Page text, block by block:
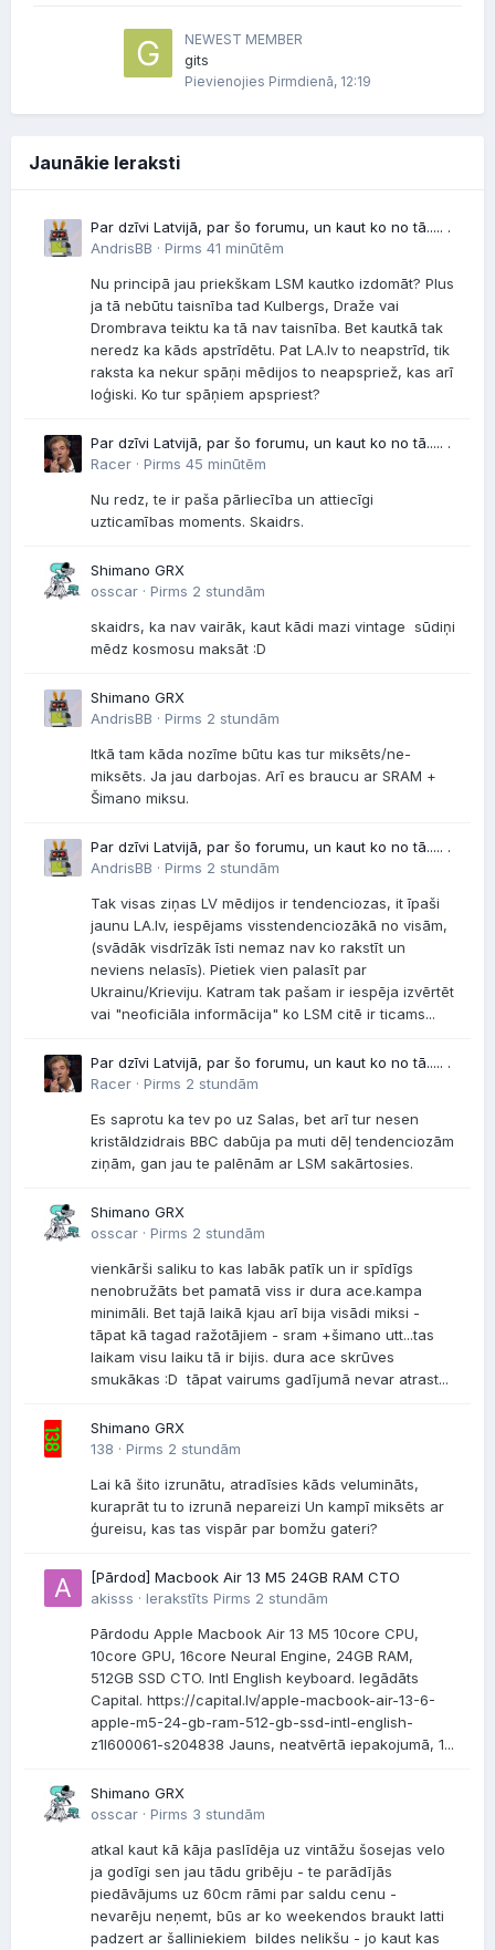
NEWEST MEMBER
gits
Pievienojies Pirmdienā, 12:19
Jaunākie Ieraksti
Par dzīvi Latvijā, par šo forumu, un kaut ko no tā..... .
AndrisBB · Pirms 41 minūtēm
Nu principā jau priekškam LSM kautko izdomāt? Plus
ja tā nebūtu taisnība tad Kulbergs, Draže vai
Drombrava teiktu ka tā nav taisnība. Bet kautkā tak
neredz ka kāds apstrīdētu. Pat LA.lv to neapstrīd, tik
raksta ka nekur spāņi mēdijos to neapspriež, kas arī
loģiski. Ko tur spāņiem apspriest?
Par dzīvi Latvijā, par šo forumu, un kaut ko no tā..... .
Racer · Pirms 45 minūtēm
Nu redz, te ir paša pārliecība un attiecīgi
uzticamības moments. Skaidrs.
Shimano GRX
osscar · Pirms 2 stundām
skaidrs, ka nav vairāk, kaut kādi mazi vintage sūdiņi
mēdz kosmosu maksāt :D
Shimano GRX
AndrisBB · Pirms 2 stundām
Itkā tam kāda nozīme būtu kas tur miksēts/ne-
miksēts. Ja jau darbojas. Arī es braucu ar SRAM +
Šimano miksu.
Par dzīvi Latvijā, par šo forumu, un kaut ko no tā..... .
AndrisBB · Pirms 2 stundām
Tak visas ziņas LV mēdijos ir tendenciozas, it īpaši
jaunu LA.lv, iespējams visstendenciozākā no visām,
(svādāk visdrīzāk īsti nemaz nav ko rakstīt un
neviens nelasīs). Pietiek vien palasīt par
Ukrainu/Krieviju. Katram tak pašam ir iespēja izvērtēt
vai "neoficiāla informācija" ko LSM citē ir ticams...
Par dzīvi Latvijā, par šo forumu, un kaut ko no tā..... .
Racer · Pirms 2 stundām
Es saprotu ka tev po uz Salas, bet arī tur nesen
kristāldzidrais BBC dabūja pa muti dēļ tendenciozām
ziņām, gan jau te palēnām ar LSM sakārtosies.
Shimano GRX
osscar · Pirms 2 stundām
vienkārši saliku to kas labāk patīk un ir spīdīgs
nenobružāts bet pamatā viss ir dura ace.kampa
minimāli. Bet tajā laikā kjau arī bija visādi miksi -
tāpat kā tagad ražotājiem - sram +šimano utt...tas
laikam visu laiku tā ir bijis. dura ace skrūves
smukākas :D tāpat vairums gadījumā nevar atrast...
Shimano GRX
138 · Pirms 2 stundām
Lai kā šito izrunātu, atradīsies kāds velumināts,
kuraprāt tu to izrunā nepareizi Un kampī miksēts ar
ģureisu, kas tas vispār par bomžu gateri?
[Pārdod] Macbook Air 13 M5 24GB RAM CTO
akisss · Ierakstīts Pirms 2 stundām
Pārdodu Apple Macbook Air 13 M5 10core CPU,
10core GPU, 16core Neural Engine, 24GB RAM,
512GB SSD CTO. Intl English keyboard. Iegādāts
Capital. https://capital.lv/apple-macbook-air-13-6-
apple-m5-24-gb-ram-512-gb-ssd-intl-english-
z1l600061-s204838 Jauns, neatvērtā iepakojumā, 1...
Shimano GRX
osscar · Pirms 3 stundām
atkal kaut kā kāja paslīdēja uz vintāžu šosejas velo
ja godīgi sen jau tādu gribēju - te parādījās
piedāvājums uz 60cm rāmi par saldu cenu -
nevarēju neņemt, būs ar ko weekendos braukt latti
padzert ar šalliniekiem bildes nelikšu - jo kaut kas